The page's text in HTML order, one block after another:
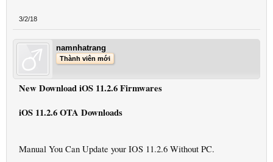
3/2/18
namnhatrang
Thành viên mới
New Download iOS 11.2.6 Firmwares
iOS 11.2.6 OTA Downloads
Manual You Can Update your IOS 11.2.6 Without PC.